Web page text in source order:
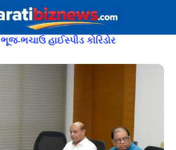
ભૂજ-ભચાઉ હાઈસ્પીડ કોરિડોર